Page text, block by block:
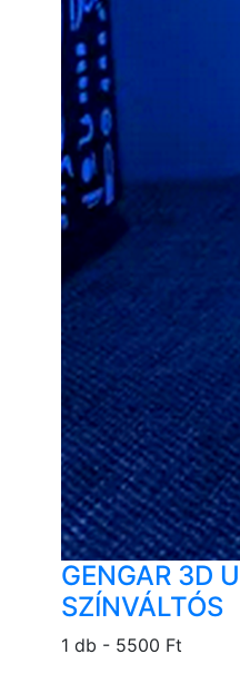
GENGAR 3D
SZÍNVÁLTÓS
1 db - 5500 Ft